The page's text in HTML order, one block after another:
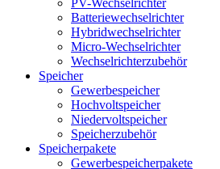
PV-Wechselrichter
Batteriewechselrichter
Hybridwechselrichter
Micro-Wechselrichter
Wechselrichterzubehör
Speicher
Gewerbespeicher
Hochvoltspeicher
Niedervoltspeicher
Speicherzubehör
Speicherpakete
Gewerbespeicherpakete